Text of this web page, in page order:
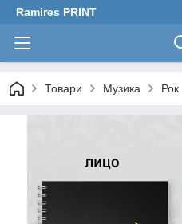
Ramires PRINT
Товари Музика Рок